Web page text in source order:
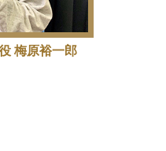
梅原裕一郎